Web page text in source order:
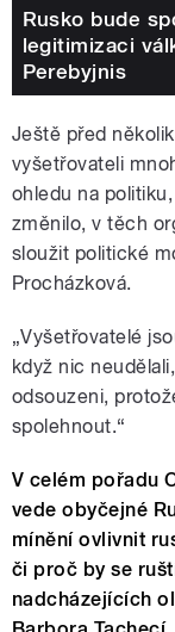
Rusko bude
legitimizaci
Perebyjnis
Ještě před
vyšetřovateli
ohledu na
změnilo, v těch
sloužit politické
Procházková.
„Vyšetřovatelé
když nic
odsouzeni,
spolehnout.“
V celém pořadu
vede obyčejné
mínění ovlivnit
či proč by se
nadcházejících